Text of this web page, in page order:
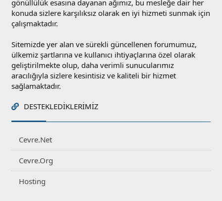
gönüllülük esasına dayanan ağımız, bu mesleğe dair her
konuda sizlere karşılıksız olarak en iyi hizmeti sunmak için
çalışmaktadır.
Sitemizde yer alan ve sürekli güncellenen forumumuz,
ülkemiz şartlarına ve kullanıcı ihtiyaçlarına özel olarak
geliştirilmekte olup, daha verimli sunucularımız
aracılığıyla sizlere kesintisiz ve kaliteli bir hizmet
sağlamaktadır.
DESTEKLEDIKLERIMIZ
Cevre.Net
Cevre.Org
Hosting